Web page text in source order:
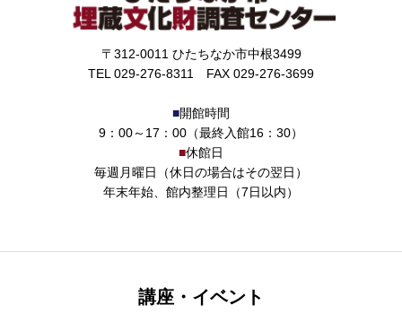
〒312-0011 ひたちなか市中根3499
TEL 029-276-8311 FAX 029-276-3699
■開館時間
9：00～17：00（最終入館16：30）
■休館日
毎週月曜日（休日の場合はその翌日）
年末年始、館内整理日（7日以内）
講座・イベント